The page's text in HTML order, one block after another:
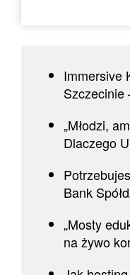
Immersive
Szczecinie
„Młodzi,
Dlaczego
Bank
„Mosty
na żywo